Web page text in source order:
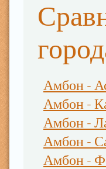
Амбон -
Амбон -
Амбон -
Амбон -
Амбон -